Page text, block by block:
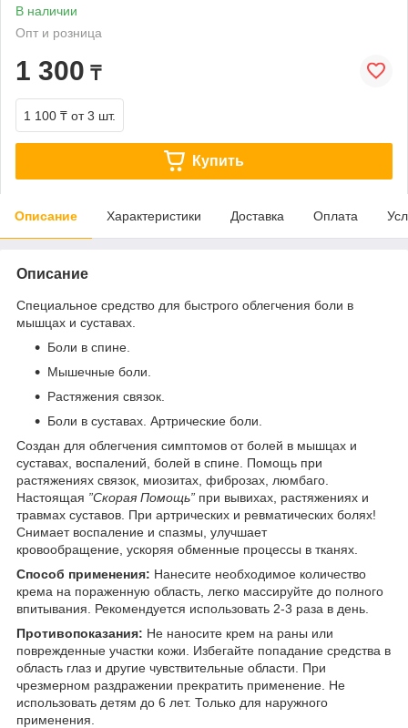
В наличии
Опт и розница
1 300 ₸
1 100 ₸ от 3 шт.
Купить
Описание Характеристики Доставка Оплата
Описание
Специальное средство для быстрого облегчения боли в
мышцах и суставах.
Боли в спине.
Мышечные боли.
Растяжения связок.
Боли в суставах. Артрические боли.
Создан для облегчения симптомов от болей в мышцах и
суставах, воспалений, болей в спине. Помощь при
растяжениях связок, миозитах, фиброзах, люмбаго.
Настоящая ”Скорая Помощь” при вывихах, растяжениях и
травмах суставов. При артрических и ревматических болях!
Снимает воспаление и спазмы, улучшает
кровообращение, ускоряя обменные процессы в тканях.
Способ применения: Нанесите необходимое количество
крема на пораженную область, легко массируйте до полного
впитывания. Рекомендуется использовать 2-3 раза в день.
Противопоказания: Не наносите крем на раны или
поврежденные участки кожи. Избегайте попадание средства в
область глаз и другие чувствительные области. При
чрезмерном раздражении прекратить применение. Не
использовать детям до 6 лет. Только для наружного
применения.